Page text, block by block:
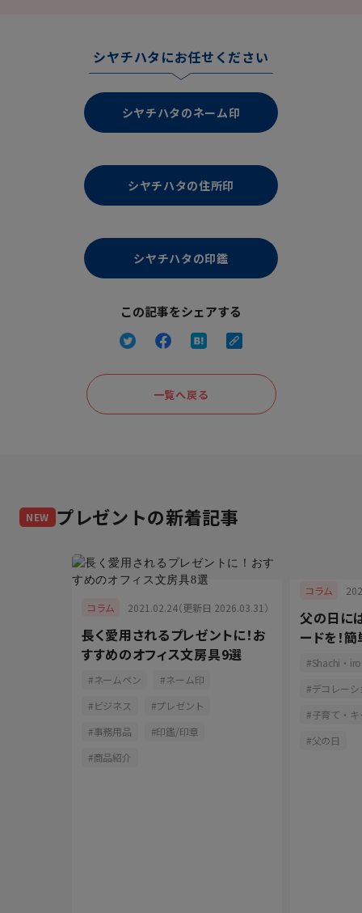
シヤチハタにお任せください
シヤチハタのネーム印
シヤチハタの住所印
シヤチハタの印鑑
この記事をシェアする
一覧へ戻る
NEW プレゼントの新着記事
コラム 2021.02.24（更新日 2026.03.31）
長く愛用されるプレゼントに！お
すすめのオフィス文房具9選
ネームペン
ネーム印
ビジネス
プレゼント
事務用品
印鑑/印章
商品紹介
コラム
父の日に
ードを！
ばれる書
Shachi・iro
デコレーシ
子育て・キ
父の日